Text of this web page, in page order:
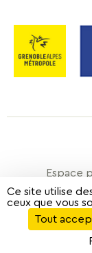
Ce site utilise
ceux que vous
Tout
Espace
Mentions